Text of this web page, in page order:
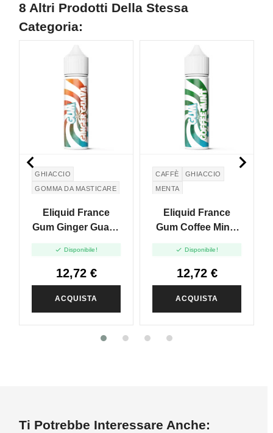
8 Altri Prodotti Della Stessa
Categoria:
GHIACCIO
GOMMA DA MASTICARE
GINGER
Eliquid France
Gum Ginger Guava
 Disponibile!
12,72 €
ACQUISTA
CAFFÈ
GHIACCIO
MENTA
Eliquid France
Gum Coffee Mint -
 Disponibile!
12,72 €
ACQUISTA
 
Ti Potrebbe Interessare Anche: